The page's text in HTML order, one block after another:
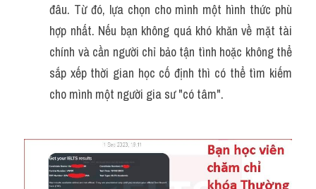
đâu. Từ đó, lựa chọn cho mình một hình thức phù
hợp nhất. Nếu bạn không quá khó khăn về mặt tài
chính và cần người chỉ bảo tận tình hoặc không thể
sắp xếp thời gian học cố định thì có thể tìm kiếm
cho mình một người gia sư "có tâm".